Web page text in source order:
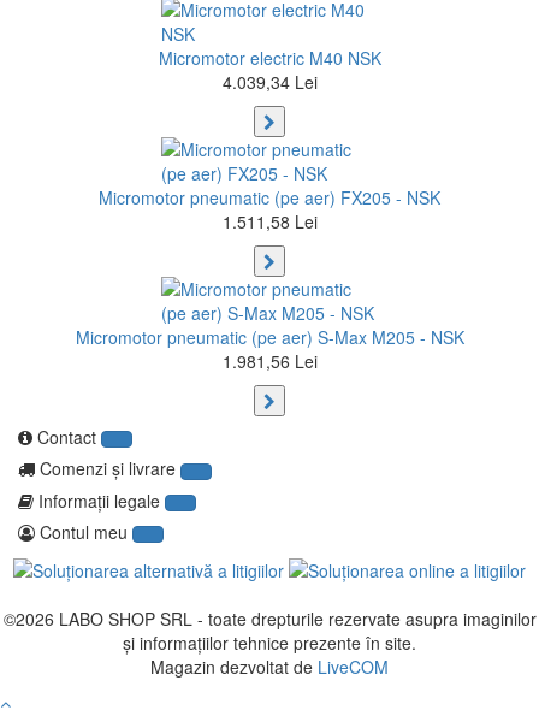
Micromotor electric M40 NSK
4.039,34 Lei
Micromotor pneumatic (pe aer) FX205 - NSK
1.511,58 Lei
Micromotor pneumatic (pe aer) S-Max M205 - NSK
1.981,56 Lei
Contact
Comenzi şi livrare
Informaţii legale
Contul meu
©2026 LABO SHOP SRL - toate drepturile rezervate asupra imaginilor
și informațiilor tehnice prezente în site.
Magazin dezvoltat de LiveCOM